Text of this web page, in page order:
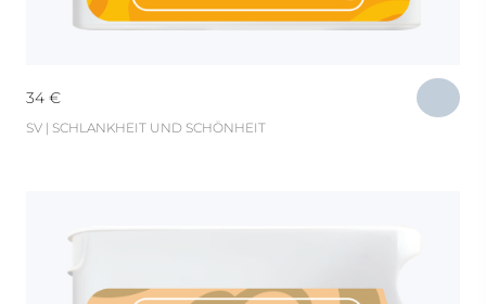
34 €
SV | SCHLANKHEIT UND SCHÖNHEIT